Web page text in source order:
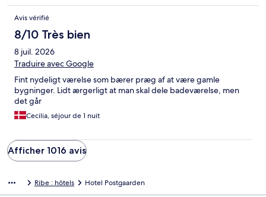
Avis vérifié
8/10 Très bien
8 juil. 2026
Traduire avec Google
Fint nydeligt værelse som bærer præg af at være gamle
bygninger. Lidt ærgerligt at man skal dele badeværelse, men
det går
Cecilia, séjour de 1 nuit
Afficher 1016 avis
Ribe : hôtels Hotel Postgaarden